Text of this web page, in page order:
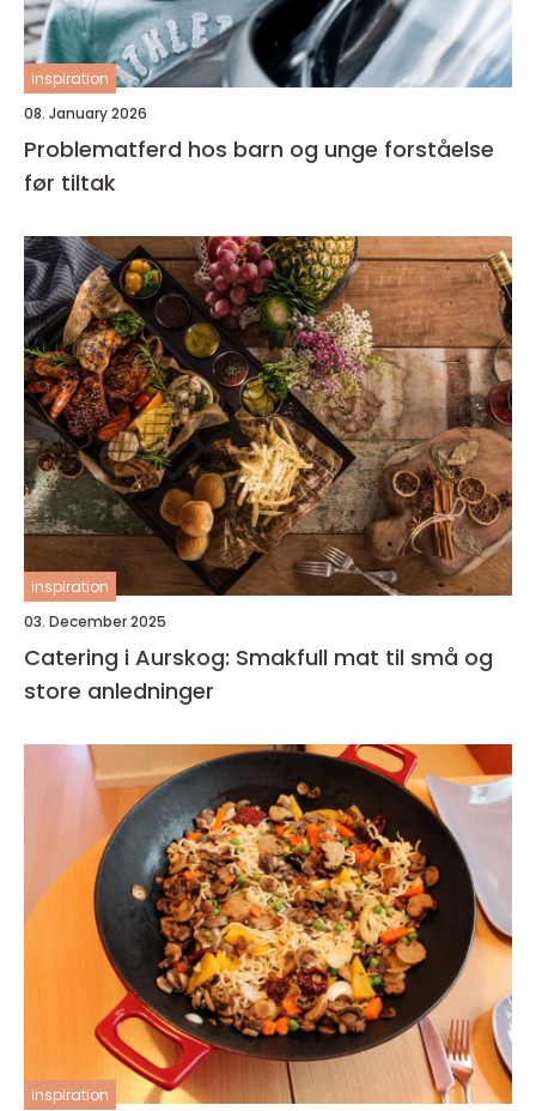
inspiration
08. January 2026
Problematferd hos barn og unge forståelse
før tiltak
inspiration
03. December 2025
Catering i Aurskog: Smakfull mat til små og
store anledninger
inspiration